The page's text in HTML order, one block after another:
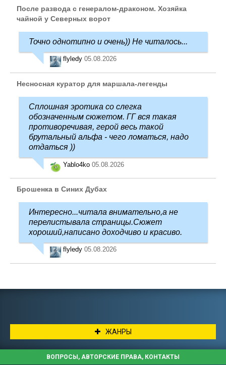
После развода с генералом-драконом. Хозяйка
чайной у Северных ворот
Точно однотипно и очень)) Не читалось...
flyledy 05.08.2026
Несносная куратор для маршала-легенды
Сплошная эротика со слегка
обозначенным сюжетом. ГГ вся такая
противоречивая, герой весь такой
брутальный альфа - чего ломаться, надо
отдаться ))
Yablo4ko 05.08.2026
Брошенка в Синих Дубах
Интересно...читала внимательно,а не
перелистывала страницы.Сюжет
хороший,написано доходчиво и красиво.
flyledy 05.08.2026
ЖАНРЫ
ВОПРОСЫ, АВТОРСКИЕ ПРАВА, КОНТАКТЫ